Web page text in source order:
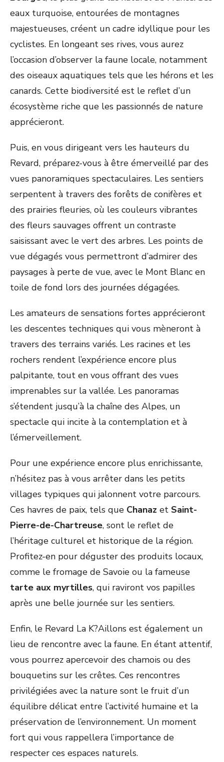
eaux turquoise, entourées de montagnes
majestueuses, créent un cadre idyllique pour les
cyclistes. En longeant ses rives, vous aurez
l’occasion d’observer la faune locale, notamment
des oiseaux aquatiques tels que les hérons et les
canards. Cette biodiversité est le reflet d’un
écosystème riche que les passionnés de nature
apprécieront.
Puis, en vous dirigeant vers les hauteurs du
Revard, préparez-vous à être émerveillé par des
vues panoramiques spectaculaires. Les sentiers
serpentent à travers des forêts de conifères et
des prairies fleuries, où les couleurs vibrantes
des fleurs sauvages offrent un contraste
saisissant avec le vert des arbres. Les points de
vue dégagés vous permettront d’admirer des
paysages à perte de vue, avec le Mont Blanc en
toile de fond lors des journées dégagées.
Les amateurs de sensations fortes apprécieront
les descentes techniques qui vous mèneront à
travers des terrains variés. Les racines et les
rochers rendent l’expérience encore plus
palpitante, tout en vous offrant des vues
imprenables sur la vallée. Les panoramas
s’étendent jusqu’à la chaîne des Alpes, un
spectacle qui incite à la contemplation et à
l’émerveillement.
Pour une expérience encore plus enrichissante,
n’hésitez pas à vous arrêter dans les petits
villages typiques qui jalonnent votre parcours.
Ces havres de paix, tels que Chanaz et Saint-
Pierre-de-Chartreuse, sont le reflet de
l’héritage culturel et historique de la région.
Profitez-en pour déguster des produits locaux,
comme le fromage de Savoie ou la fameuse
tarte aux myrtilles, qui raviront vos papilles
après une belle journée sur les sentiers.
Enfin, le Revard La K?Aillons est également un
lieu de rencontre avec la faune. En étant attentif,
vous pourrez apercevoir des chamois ou des
bouquetins sur les crêtes. Ces rencontres
privilégiées avec la nature sont le fruit d’un
équilibre délicat entre l’activité humaine et la
préservation de l’environnement. Un moment
fort qui vous rappellera l’importance de
respecter ces espaces naturels.